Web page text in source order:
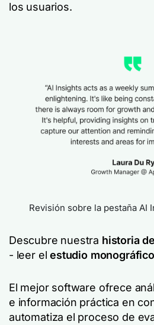
los usuarios.
Revisión sobre la pestaña AI
Descubre nuestra historia
- leer elestudio monográfico
El mejor software ofrece
e información práctica en
automatiza el proceso de